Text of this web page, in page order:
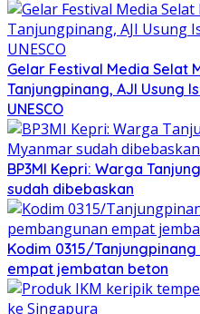
Gelar Festival Media Selat
Tanjungpinang, AJI Usung
UNESCO
BP3MI Kepri: Warga
sudah dibebaskan
Kodim 0315/
empat jembatan beton